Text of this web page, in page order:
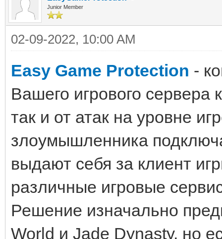
Junior Member
02-09-2022, 10:00 AM
Easy Game Protection -
Вашего игрового сервера
так и от атак на уровне
злоумышленника
выдают себя за клиент
различные игровые
Решение изначально
World и Jade Dynasty, но